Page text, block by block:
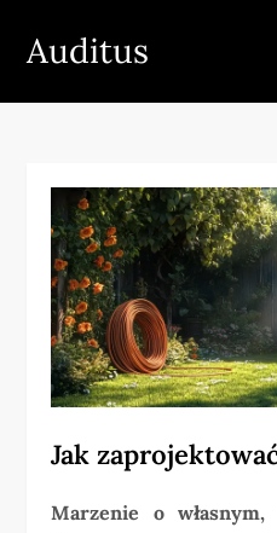
Auditus
Jak
Marzenie o